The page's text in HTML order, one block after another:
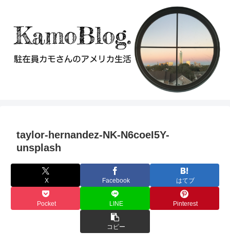
taylor-hernandez-NK-N6coeI5Y-
unsplash
X Facebook はてブ
Pocket LINE Pinterest
コピー